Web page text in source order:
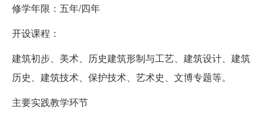
修学年限：五年/四年
开设课程：
建筑初步、美术、历史建筑形制与工艺、建筑设计、建筑
历史、建筑技术、保护技术、艺术史、文博专题等。
主要实践教学环节